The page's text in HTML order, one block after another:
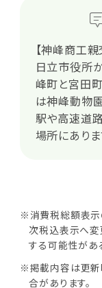
【神峰商工親
日立市役所
峰町と宮田
は神峰動物
駅や高速道
場所にありま
※消費税総額表示
次税込表示へ変
する可能性があ
※掲載内容は更新
合があります。